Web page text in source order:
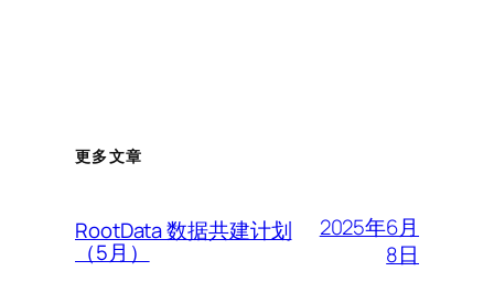
更多文章
RootData 数据共建计划
（5月）
2025年6月
8日